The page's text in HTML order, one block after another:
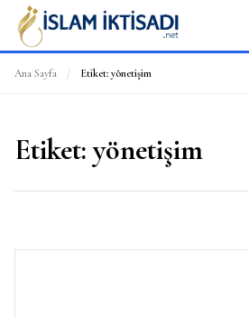
Ana Sayfa / Etiket: yönetişim
Etiket:yönetişim